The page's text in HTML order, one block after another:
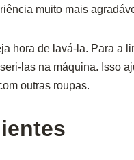
muito mais
hora de lavá-la. Para a
las na máquina. Isso
outras roupas.